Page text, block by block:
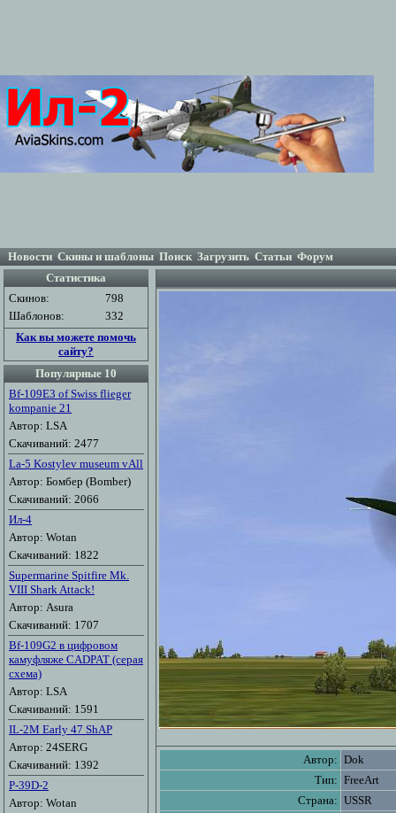
Новости Скины и шаблоны Поиск Загрузить Статьи Форум
Статистика
Скинов:
798
Шаблонов:
332
Как вы можете помочь
сайту?
Популярные 10
Bf-109E3 of Swiss flieger
kompanie 21
Автор: LSA
Скачиваний: 2477
La-5 Kostylev museum vAll
Автор: Бомбер (Bomber)
Скачиваний: 2066
Ил-4
Автор: Wotan
Скачиваний: 1822
Supermarine Spitfire Mk.
VIII Shark Attack!
Автор: Asura
Скачиваний: 1707
Bf-109G2 в цифровом
камуфляже CADPAT (серая
схема)
Автор: LSA
Скачиваний: 1591
IL-2M Early 47 ShAP
Автор: 24SERG
Скачиваний: 1392
P-39D-2
Автор: Wotan
Автор: Dok
Тип: FreeArt
Страна: USSR